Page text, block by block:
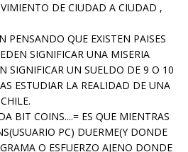
DE CIUDAD A CIUDAD ,
PENSANDO QUE EXISTEN PAISES
SIGNIFICAR UNA MISERIA
SIGNIFICAR UN SUELDO DE 9 O 10
ESTUDIAR LA REALIDAD DE UNA
BIT COINS....= ES QUE MIENTRAS
PC) DUERME(Y DONDE
O ESFUERZO AJENO DONDE